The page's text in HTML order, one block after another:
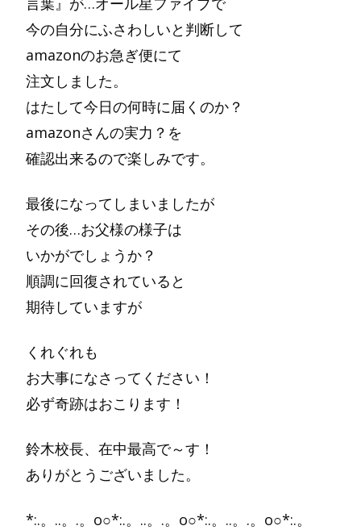
今の自分にふさわしいと判断して
amazonのお急ぎ便にて
注文しました。
はたして今日の何時に届くのか？
amazonさんの実力？を
確認出来るので楽しみです。
最後になってしまいましたが
その後…お父様の様子は
いかがでしょうか？
順調に回復されていると
期待していますが
くれぐれも
お大事になさってください！
必ず奇跡はおこります！
鈴木校長、在中最高で～す！
ありがとうございました。
*:.。..。.。o○*:.。..。.。o○*:.。..。.。o○*:.。